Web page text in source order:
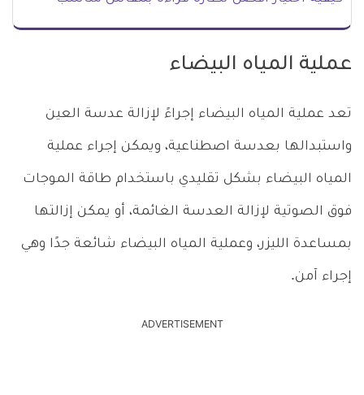
عملية المياه البيضاء
تعد عملية المياه البيضاء إجراءً لإزالة عدسة العين
واستبدالها بعدسة اصطناعية، ويمكن إجراء عملية
المياه البيضاء بشكل تقليدي باستخدام طاقة الموجات
فوق الصوتية لإزالة العدسة الغائمة، أو يمكن إزالتها
بمساعدة الليزر، وعملية المياه البيضاء شائعة جدًا وهي
إجراء آمن.
ADVERTISEMENT